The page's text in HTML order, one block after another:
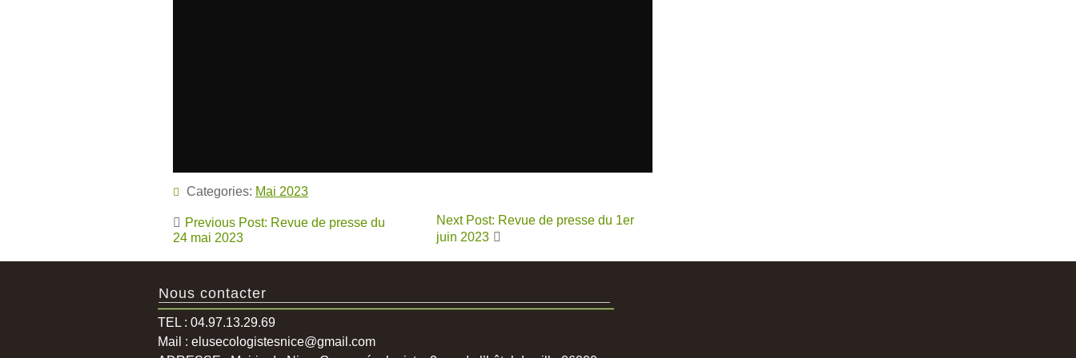
Categories: Mai 2023
Navigation
de
l’article
Previous Post: Revue de presse du
24 mai 2023
Next Post: Revue de presse du 1er
juin 2023
Nous contacter
TEL : 04.97.13.29.69
Mail : elusecologistesnice@gmail.com